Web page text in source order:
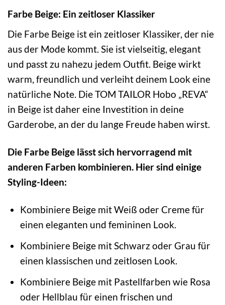
Farbe Beige: Ein zeitloser Klassiker
Die Farbe Beige ist ein zeitloser Klassiker, der nie
aus der Mode kommt. Sie ist vielseitig, elegant
und passt zu nahezu jedem Outfit. Beige wirkt
warm, freundlich und verleiht deinem Look eine
natürliche Note. Die TOM TAILOR Hobo „REVA“
in Beige ist daher eine Investition in deine
Garderobe, an der du lange Freude haben wirst.
Die Farbe Beige lässt sich hervorragend mit
anderen Farben kombinieren. Hier sind einige
Styling-Ideen:
Kombiniere Beige mit Weiß oder Creme für
einen eleganten und femininen Look.
Kombiniere Beige mit Schwarz oder Grau für
einen klassischen und zeitlosen Look.
Kombiniere Beige mit Pastellfarben wie Rosa
oder Hellblau für einen frischen und